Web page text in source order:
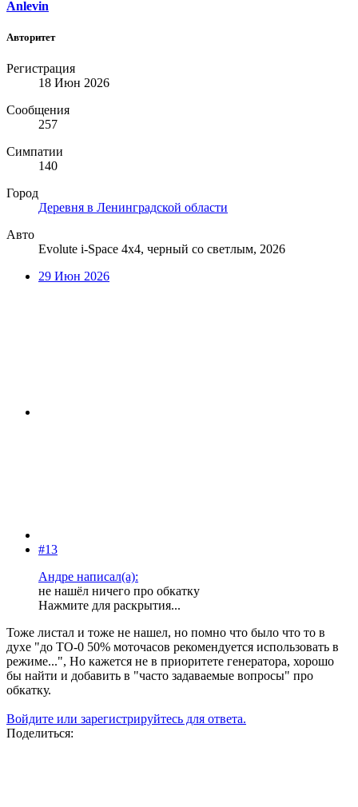
Anlevin
Авторитет
Регистрация
18 Июн 2026
Сообщения
257
Симпатии
140
Город
Деревня в Ленинградской области
Авто
Evolute i-Space 4х4, черный со светлым, 2026
29 Июн 2026
#13
Андре написал(а):
не нашёл ничего про обкатку
Нажмите для раскрытия...
Тоже листал и тоже не нашел, но помно что было что то в
духе "до ТО-0 50% моточасов рекомендуется использовать в
режиме...", Но кажется не в приоритете генератора, хорошо
бы найти и добавить в "часто задаваемые вопросы" про
обкатку.
Войдите или зарегистрируйтесь для ответа.
Поделиться: